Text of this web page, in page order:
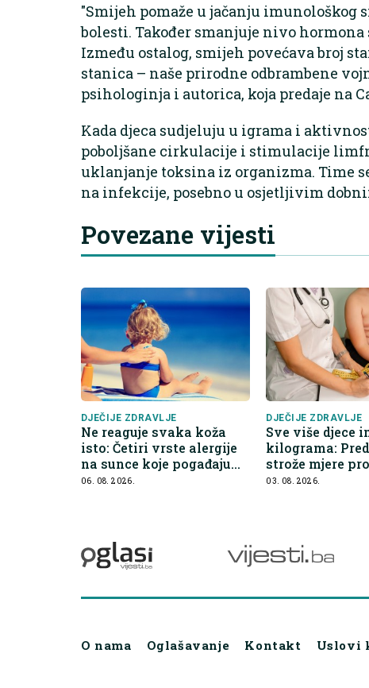
"Smijeh pomaže u jačanju imunološkog
bolesti. Također smanjuje nivo
Između ostalog, smijeh povećava broj
stanica – naše prirodne odbrambene
psihologinja i autorica, koja predaje na
Kada djeca sudjeluju u igrama i
poboljšane cirkulacije i stimulacije
uklanjanje toksina iz organizma. Time
na infekcije, posebno u osjetljivim
Povezane vijesti
DJEČIJE ZDRAVLJE
Ne reaguje svaka koža
isto: Četiri vrste alergije
na sunce koje pogađaju
djecu
06. 08. 2026.
DJEČIJE ZDRAVLJE
Sve više djece
kilograma:
strože mjere
nezdrave hrane
03. 08. 2026.
O nama Oglašavanje Kontakt Uslovi